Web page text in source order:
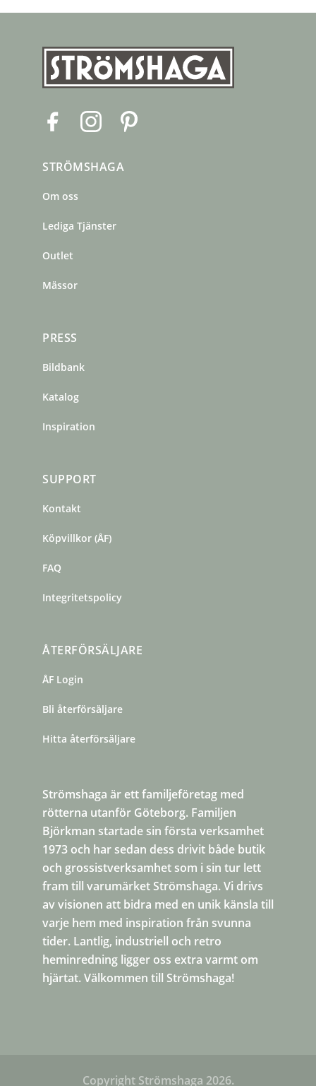
e
o
o
I
t
r
Strömshaga är ett familjeföretag med
rötterna utanför Göteborg. Familjen
Björkman startade sin första verksamhet
1973 och har sedan dess drivit både butik
och grossistverksamhet som i sin tur lett
fram till varumärket Strömshaga. Vi drivs
av visionen att bidra med en unik känsla till
varje hem med inspiration från svunna
tider. Lantlig, industriell och retro
heminredning ligger oss extra varmt om
hjärtat. Välkommen till Strömshaga!
STRÖMSHAGA
Om oss
Lediga Tjänster
Outlet
Mässor
PRESS
Bildbank
Katalog
Inspiration
SUPPORT
Kontakt
Köpvillkor (ÅF)
FAQ
Integritetspolicy
ÅTERFÖRSÄLJARE
ÅF Login
Bli återförsäljare
Hitta återförsäljare
Copyright Strömshaga 2026.